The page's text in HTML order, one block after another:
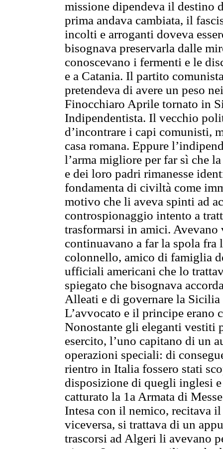
missione dipendeva il destino
prima andava cambiata, il
incolti e arroganti doveva
bisognava preservarla dalle
conoscevano i fermenti e le
e a Catania. Il partito
pretendeva di avere un peso
Finocchiaro Aprile tornato in
Indipendentista. Il vecchio
d’incontrare i capi comunisti,
casa romana. Eppure
l’arma migliore per far sì che
e dei loro padri rimanesse
fondamenta di civiltà come
motivo che li aveva spinti ad
controspionaggio intento a
trasformarsi in amici. Avevano
continuavano a far la spola
colonnello, amico di famiglia
ufficiali americani che lo
spiegato che bisognava
Alleati e di governare la
L’avvocato e il principe erano
Nonostante gli eleganti
esercito, l’uno capitano di un
operazioni speciali: di
rientro in Italia fossero stati
disposizione di quegli inglesi
catturato la 1a Armata di
Intesa con il nemico, recitava
viceversa, si trattava di un
trascorsi ad Algeri li avevano